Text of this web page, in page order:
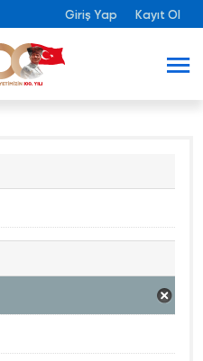
Giriş Yap Kayıt Ol